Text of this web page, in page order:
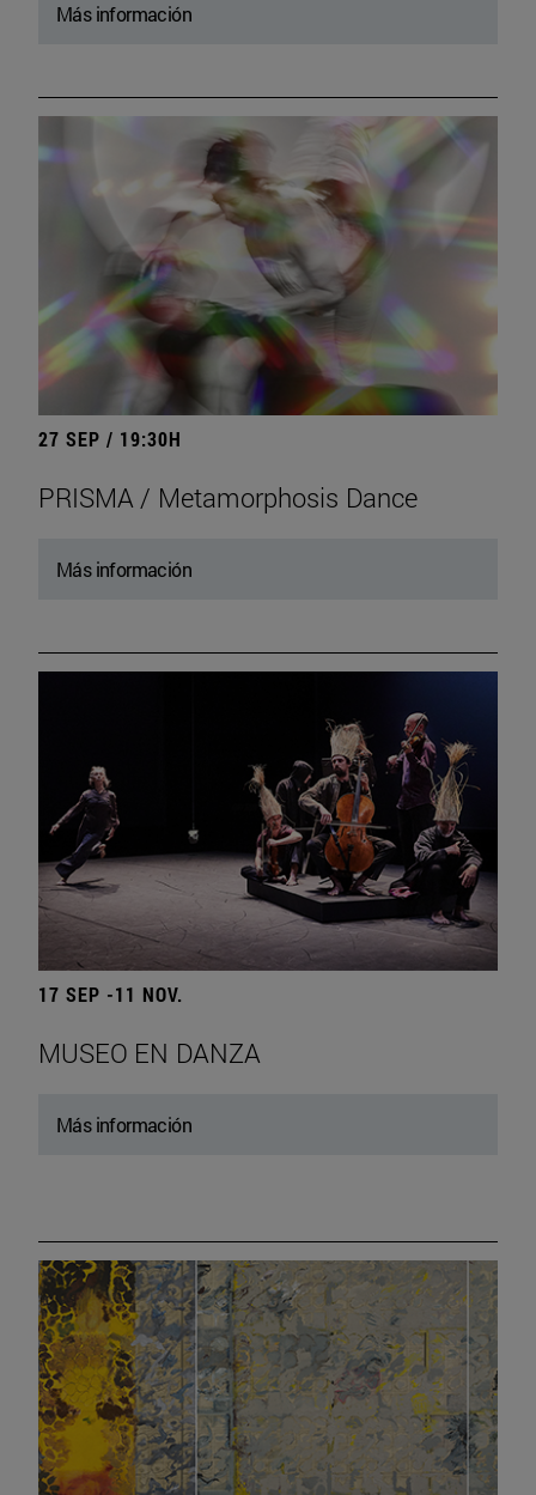
Más información
27 SEP / 19:30H
PRISMA / Metamorphosis Dance
Más información
17 SEP -11 NOV.
MUSEO EN DANZA
Más información